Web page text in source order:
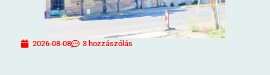
2026-08-08 3 hozzászólás